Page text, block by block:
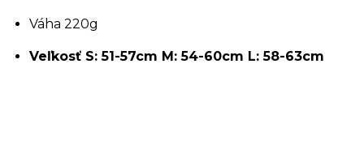
Váha 220g
Veľkosť S: 51-57cm M: 54-60cm L: 58-63cm